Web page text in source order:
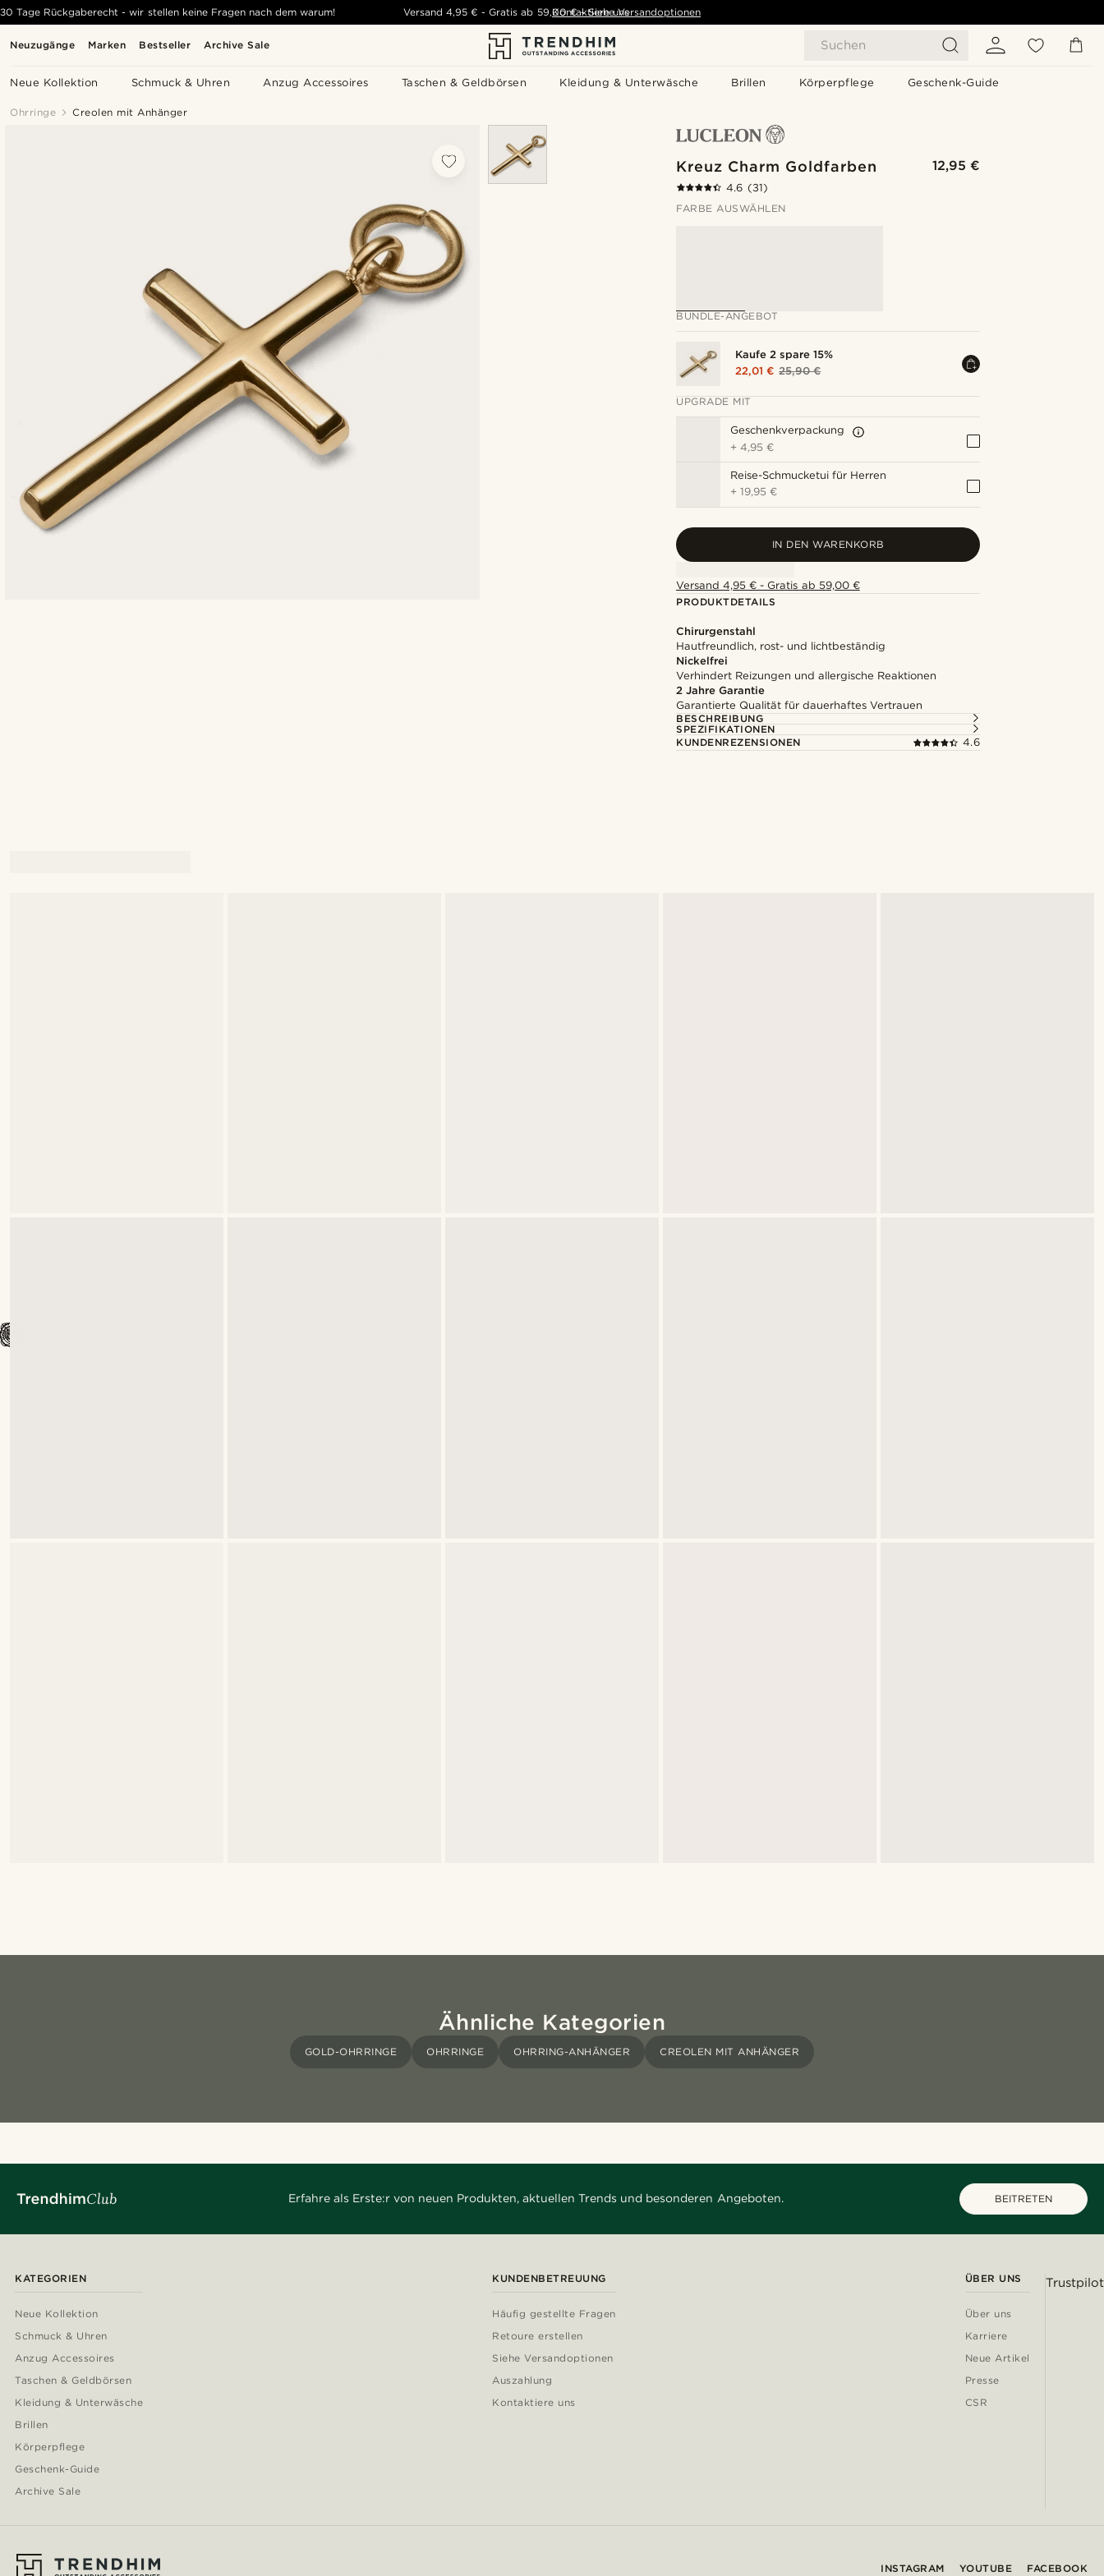
Neuzugänge Marken Bestseller Archive Sale Suchen
Neue Kollektion Schmuck & Uhren Anzug Accessoires Taschen & Geldbörsen Kleidung & Unterwäsche Brillen Körperpflege Geschenk-Guide
30 Tage Rückgaberecht - wir stellen keine Fragen nach dem warum! Versand 4,95 € -Gratis ab 59,00 € - Siehe Versandoptionen
Kontaktiere uns
Ohrringe Creolen mit Anhänger
Kreuz Charm Goldfarben 12,95 €
4.6 (31)
FARBE AUSWÄHLEN
BUNDLE-ANGEBOT
Kaufe 2 spare 15%
22,01 € 25,90 €
UPGRADE MIT
Geschenkverpackung
+4,95 €
Reise-Schmucketui für Herren
+19,95 €
IN DEN WARENKORB
Versand 4,95 € - Gratis ab 59,00 €
PRODUKTDETAILS
Chirurgenstahl
Hautfreundlich, rost- und lichtbeständig
Nickelfrei
Verhindert Reizungen und allergische Reaktionen
2 Jahre Garantie
Garantierte Qualität für dauerhaftes Vertrauen
BESCHREIBUNG
SPEZIFIKATIONEN
KUNDENREZENSIONEN
4.6
Ähnliche Kategorien
GOLD-OHRRINGE OHRRINGE OHRRING-ANHÄNGER CREOLEN MIT ANHÄNGER
Erfahre als Erste:r von neuen Produkten, aktuellen Trends und besonderen Angeboten. BEITRETEN
KATEGORIEN
Neue Kollektion
Schmuck & Uhren
Anzug Accessoires
Taschen & Geldbörsen
Kleidung & Unterwäsche
Brillen
Körperpflege
Geschenk-Guide
Archive Sale
KUNDENBETREUUNG
Häufig gestellte Fragen
Retoure erstellen
Siehe Versandoptionen
Auszahlung
Kontaktiere uns
ÜBER UNS
Über uns
Karriere
Neue Artikel
Presse
CSR
Trustpilot
INSTAGRAM YOUTUBE FACEBOOK